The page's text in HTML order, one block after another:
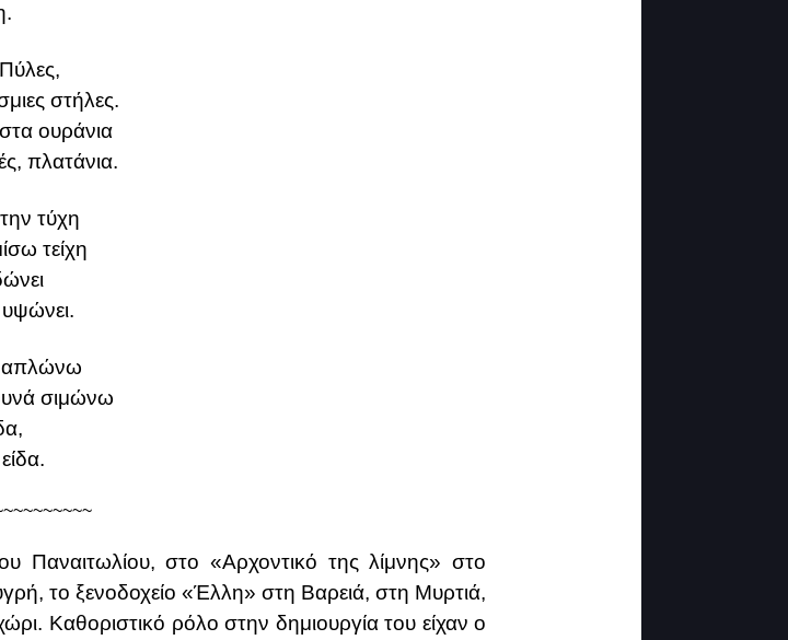
στήλες.
ουράνια
πλατάνια.
τύχη
τείχη
απλώνω
σιμώνω
Παναιτωλίου, στο «Αρχοντικό της λίμνης» στο
το ξενοδοχείο «Έλλη» στη Βαρειά, στη Μυρτιά,
Καθοριστικό ρόλο στην δημιουργία του είχανο